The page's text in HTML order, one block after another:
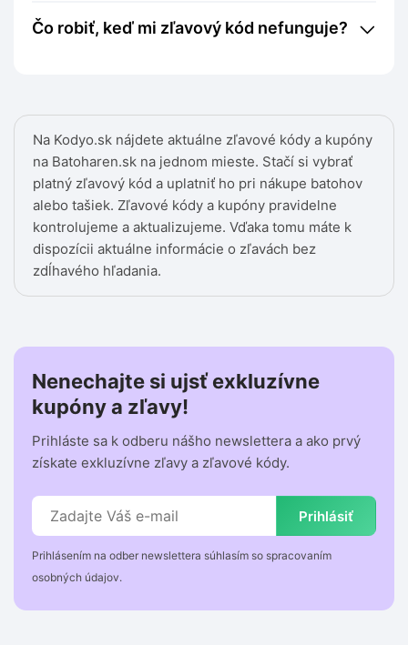
Na Kodyo.sk nájdete aktuálne zľavové kódy a kupóny
na Batoharen.sk na jednom mieste. Stačí si vybrať
platný zľavový kód a uplatniť ho pri nákupe batohov
alebo tašiek. Zľavové kódy a kupóny pravidelne
kontrolujeme a aktualizujeme. Vďaka tomu máte k
dispozícii aktuálne informácie o zľavách bez
zdĺhavého hľadania.
Čo robiť, keď mi zľavový kód nefunguje?
Nenechajte si ujsť exkluzívne
kupóny a zľavy!
Prihláste sa k odberu nášho newslettera a ako prvý
získate exkluzívne zľavy a zľavové kódy.
Prihlásiť
Prihlásením na odber newslettera súhlasím so spracovaním
osobných údajov.